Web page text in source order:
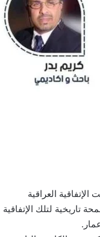
العراقية
تاريخية لتلك الإتفاقية